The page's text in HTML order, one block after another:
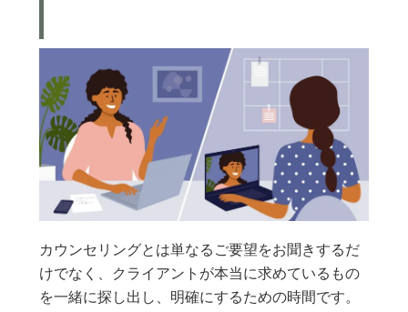
カウンセリングとは単なるご要望をお聞きするだ
けでなく、クライアントが本当に求めているもの
を一緒に探し出し、明確にするための時間です。